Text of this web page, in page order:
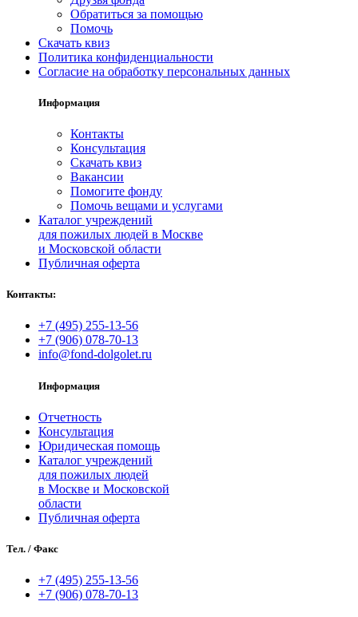
Обратиться за помощью
Помочь
Скачать квиз
Политика конфиденциальности
Согласие на обработку персональных данных
Информация
Контакты
Консультация
Скачать квиз
Вакансии
Помогите фонду
Помочь вещами и услугами
Каталог учреждений
для пожилых людей в Москве
и Московской области
Публичная оферта
Контакты:
+7 (495) 255‑13‑56
+7 (906) 078‑70‑13
info@fond-dolgolet.ru
Информация
Отчетность
Консультация
Юридическая помощь
Каталог учреждений
для пожилых людей
в Москве и Московской
области
Публичная оферта
Тел. / Факс
+7 (495) 255‑13‑56
+7 (906) 078‑70‑13